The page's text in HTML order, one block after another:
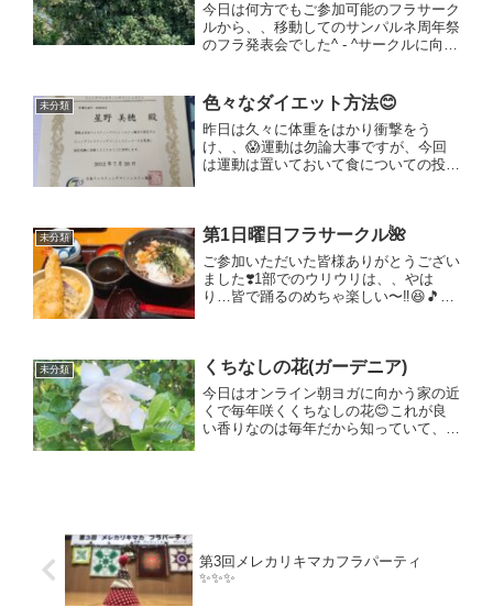
今日は何方でもご参加可能のフラサーク
ルから、、移動してのサンパルネ周年祭
のフラ発表会でした^ - ^サークルに向か
見回したら、お庭にあるこちら！！こん
なデカいの初めて観...
未分類 色々なダイエット方法😊
昨日は久々に体重をはかり衝撃をう
け、、😱運動は勿論大事ですが、今回
は運動は置いておいて食についての投稿
身の身体で又実験したいと思います...
未分類 第1日曜日フラサークル🌺
ご参加いただいた皆様ありがとうござい
ました❣️1部でのウリウリは、、やは
り…皆で踊るのめちゃ楽しい〜‼️😆🎵🎵
聳え立つ山を重ね...
未分類 くちなしの花(ガーデニア)
今日はオンライン朝ヨガに向かう家の近
くで毎年咲くくちなしの花😊これが良
い香りなのは毎年だから知っていて、、
第3回メレカリキマカフラパーティ
✨✨✨